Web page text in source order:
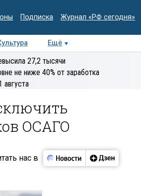
Подписка Журнал «РФ сегодня»
Ещё
Колумнисты
экспертиза
27,2 тысячи
не ниже 40% от заработка
августа
ОСАГО
нас в